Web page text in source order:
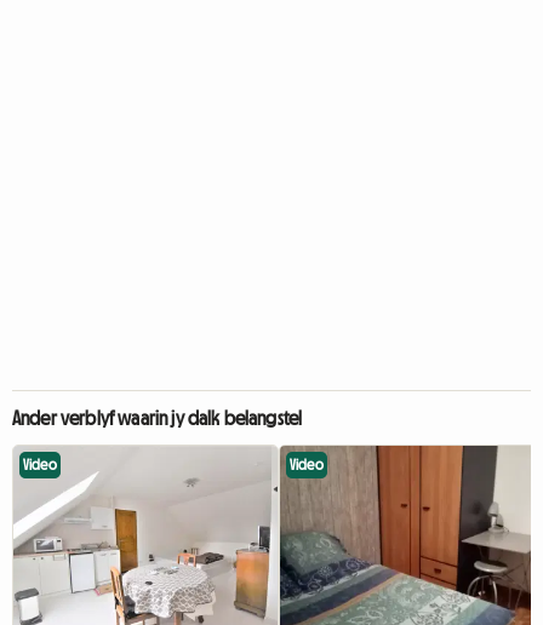
Ander verblyf waarin jy dalk belangstel
Video Video